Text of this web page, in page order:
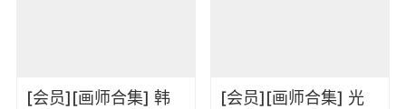
[会员][画师合集] 韩
[会员][画师合集] 光